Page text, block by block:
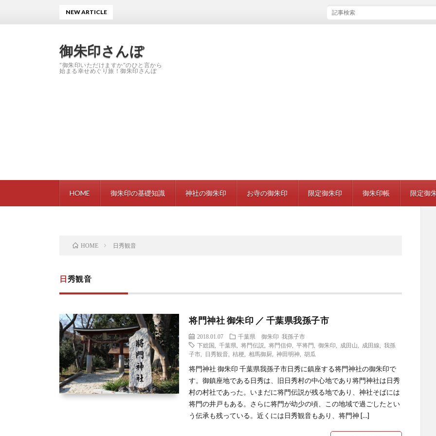
御朱印さんぽ
“御朱印いただけますか”のひと言から
始まる幸せめぐり旅！御朱印さんぽ
HOME 御朱印の基礎知識 神社の御朱印 お寺の御朱印 限定御朱印 御朱印帳 限定御
NEW ARTICLE 岩槻久伊豆神社 救邪苦キャンドルナイト限定御朱
HOME 日秀観音
日秀観音
将門神社 御朱印 ／ 千葉県我孫子市
2018.01.07 千葉県 御朱印
我孫子市
下総国
,千葉県 ,将門伝説 ,将門信仰 ,平将門 ,御朱印 成田山 成田線 ,我孫
子市
日秀観音 ,桔梗 ,相馬御厨 ,神田明神 ,胡瓜
将門神社 御朱印 千葉県我孫子市日秀に鎮座する将門神社の御朱印で
す。御鎮座地である日秀は、旧日秀村の中心地であり将門神社は日秀
村の村社であった。いまだに将門伝説が残る地であり、神社そばには
将門の井戸もある。さらに将門が幼少の頃、この地域で過ごしたとい
う伝承も残っている。近くには日秀観音もあり、将門神 […]